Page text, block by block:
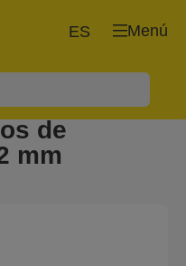
Menú
ES
de
mm